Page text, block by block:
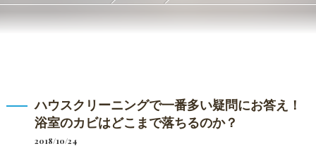
ハウスクリーニングで一番多い疑問にお答え！
浴室のカビはどこまで落ちるのか？
2018/10/24